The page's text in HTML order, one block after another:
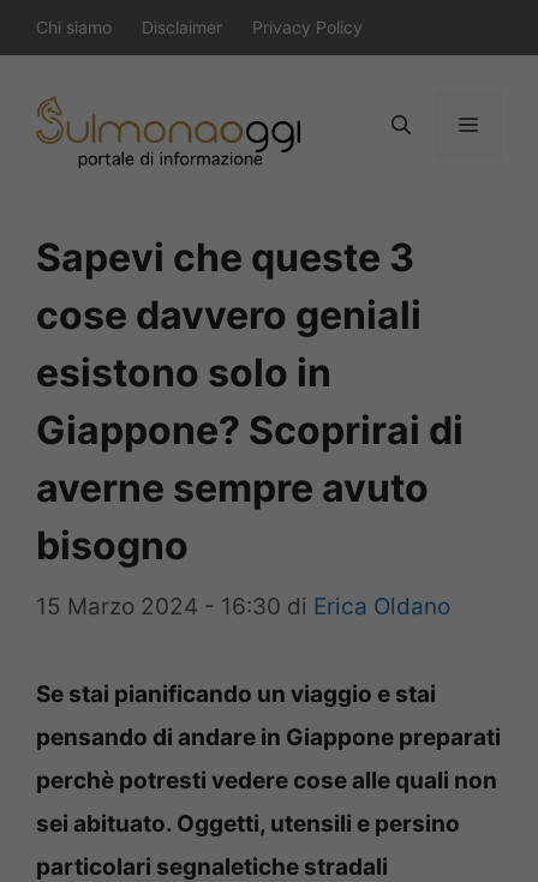
al
contenuto
Chi siamo Disclaimer Privacy Policy
Menu
Sapevi che queste 3
cose davvero geniali
esistono solo in
Giappone? Scoprirai di
averne sempre avuto
bisogno
15 Marzo 2024 - 16:30 di Erica Oldano
Se stai pianificando un viaggio e stai
pensando di andare in Giappone preparati
perchè potresti vedere cose alle quali non
sei abituato. Oggetti, utensili e persino
particolari segnaletiche stradali